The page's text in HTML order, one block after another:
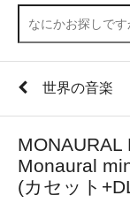
世界の音楽
MONAURAL
Monaural
(カセット